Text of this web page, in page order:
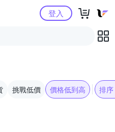
Yahoo購物中心登入
挑戰低價 價格低到高 排序